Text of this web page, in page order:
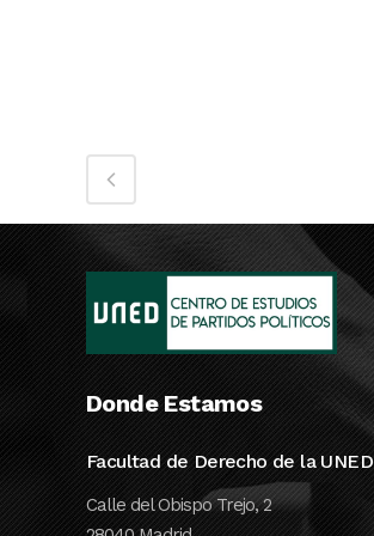
Donde Estamos
Facultad de Derecho de la UNED
Calle del Obispo Trejo, 2